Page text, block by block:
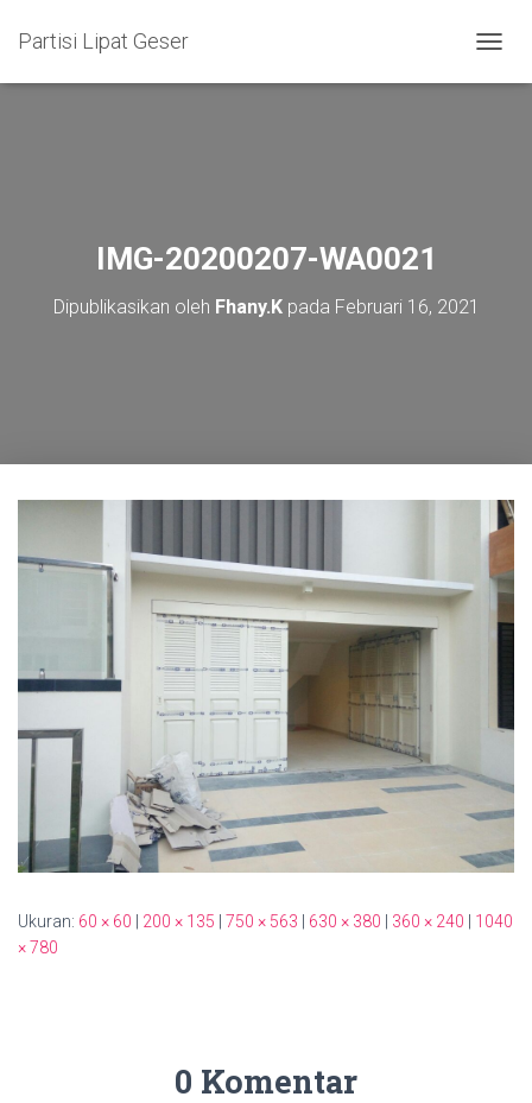
Partisi Lipat Geser
O
IMG-20200207-WA0021
Dipublikasikan oleh Fhany.Kpada Februari 16, 2021
Ukuran: 60 × 60 | 200 × 135 | 750 × 563 | 630 × 380 | 360 × 240 | 1040
× 780
0 Komentar